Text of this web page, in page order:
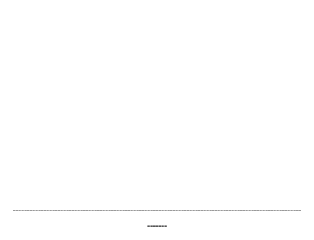
-------------------------------------------------------------------------------------------------------
-------